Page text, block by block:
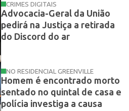
CRIMES DIGITAIS
Advocacia-Geral da União
pedirá na Justiça a retirada
do Discord do ar
NO RESIDENCIAL GREENVILLE
Homem é encontrado morto
sentado no quintal de casa e
polícia investiga a causa